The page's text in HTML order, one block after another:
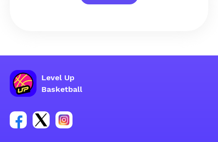
Level Up
Basketball
Facebook hesabı sosyal grubu linki
Twitter hesabı sosyal grubu linki
Instagram hesabı sosyal grubu linki